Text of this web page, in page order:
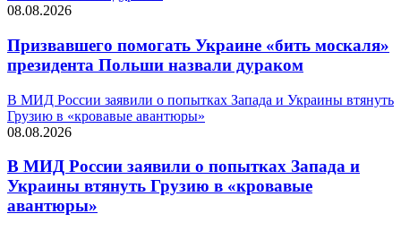
08.08.2026
Призвавшего помогать Украине «бить москаля»
президента Польши назвали дураком
В МИД России заявили о попытках Запада и Украины втянуть
Грузию в «кровавые авантюры»
08.08.2026
В МИД России заявили о попытках Запада и
Украины втянуть Грузию в «кровавые
авантюры»